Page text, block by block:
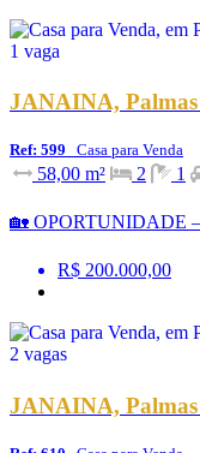
JANAINA,
Ref: 599 Casa para Venda
58,00 m² 2 1
🏡 OPORTUNIDADE
R$ 200.000,00
JANAINA,